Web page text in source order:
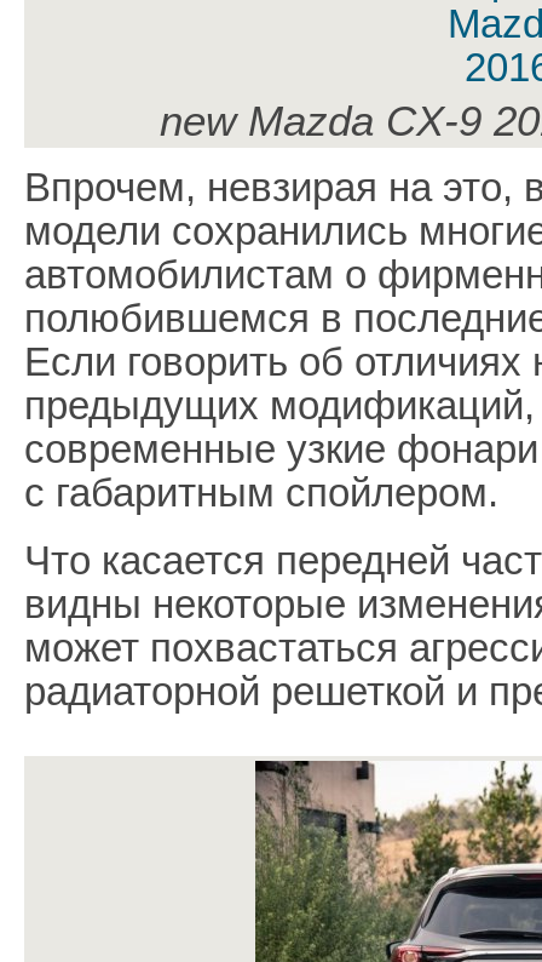
new Mazda CX-9
Впрочем, невзирая на это,
модели сохранились
автомобилистам о
полюбившемся в
Если говорить об
предыдущих модификаций,
современные узкие
с габаритным спойлером.
Что касается передней
видны некоторые
может похвастаться
радиаторной решеткой и